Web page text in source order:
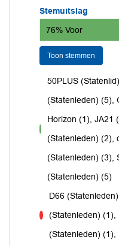
Stemuitslag
76% Voor
Toon stemmen
voor
50PLUS
(Statenleden) (5),
Horizon (1), JA21
(Statenleden) (2),
(Statenleden) (3),
(Statenleden) (5)
D66
(Statenleden) (1),
(Statenleden) (1),